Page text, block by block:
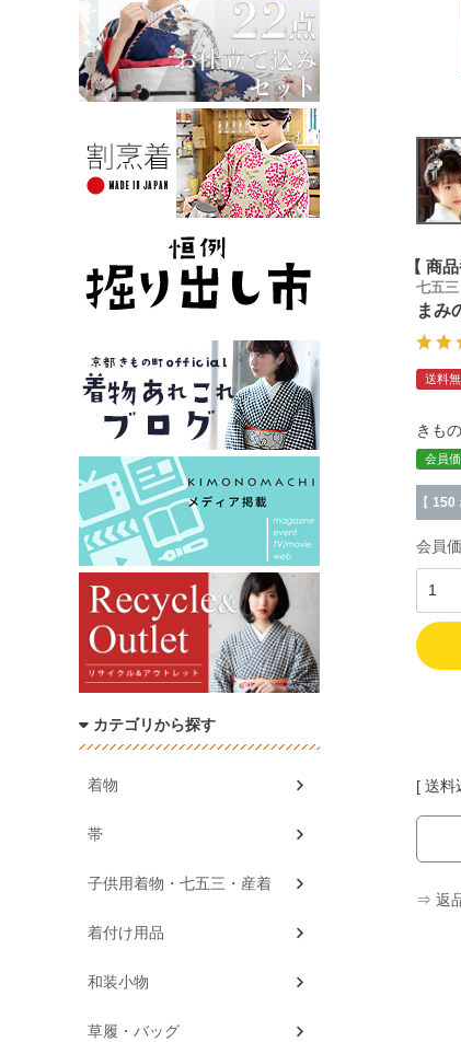
商
七五
まみ
送料
きも
会員
【 150
会員
送料
⇒ 返
カテゴリから探す
着物
帯
子供用着物・七五三・産着
着付け用品
和装小物
草履・バッグ